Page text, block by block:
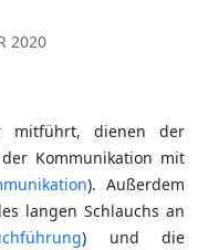
2020
mitführt, dienen der
Kommunikation mit
). Außerdem
langen Schlauchs an
) und die